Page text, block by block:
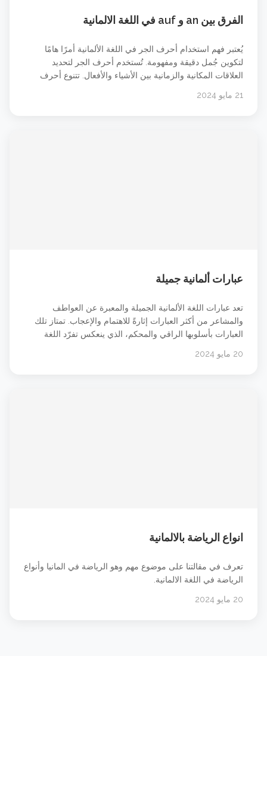
الفرق بين an و auf في اللغة الالمانية
يُعتبر فهم استخدام أحرف الجر في اللغة الألمانية أمرًا هامًا
لتكوين جُمل دقيقة ومفهومة. تُستخدم أحرف الجر لتحديد
العلاقات المكانية والزمانية بين الأشياء والأفعال. تتنوع أحرف
21 مايو 2024
عبارات ألمانية جميلة
تعد عبارات اللغة الألمانية الجميلة والمعبرة عن العواطف
والمشاعر من أكثر العبارات إثارةً للاهتمام والإعجاب. تمتاز تلك
العبارات بأسلوبها الراقي والمحكم، الذي ينعكس تفرّد اللغة
المشاعر الإنسانية الأساسية، مثل الحب والسعادة والألم، وتلقى
20 مايو 2024
انواع الرياضة بالالمانية
تعرف في مقالتنا على موضوع مهم وهو الرياضة في المانيا وأنواع
الرياضة في اللغة الالمانية.
20 مايو 2024